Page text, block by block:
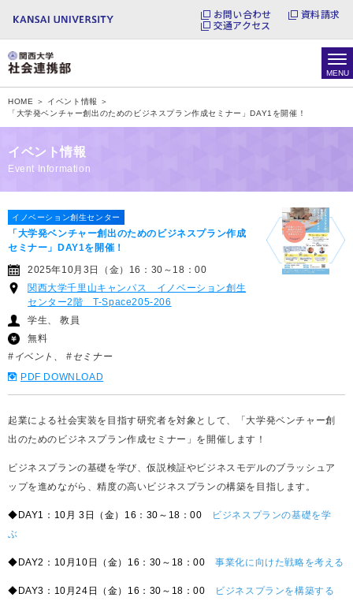
お問い合わせ
資料請求
交通アクセス
HOME ＞
イベント情報 ＞
「大学発ベンチャー創出のためのビジネスプラン作成セミナー」DAY1を開催！
イベント情報
Event Information
イノベーション創生センター
「大学発ベンチャー創出のためのビジネスプラン作成
セミナー」DAY1を開催！
2025年10月3日（金）16：30～18：00
関西大学千里山キャンパス イノベーション創生
センター2階 T-Space205-206
学生
教員
無料
#イベント
#セミナー
PDF DOWNLOAD
起業による社会実装を目指す研究者を対象として、「大学発ベンチャー創
出のためのビジネスプラン作成セミナー」を開催します！
ビジネスプランの基礎を学び、仮説検証やビジネスモデルのブラッシュア
ップを進めながら、精度の高いビジネスプランの構築を目指します。
◆DAY1：10月 3日（金）16：30～18：00
ビジネスプランの基礎を学
ぶ
◆DAY2：10月10日（金）16：30～18：00事業化に向けた戦略を考える
◆DAY3：10月24日（金）16：30～18：00 ビジネスプランを構築する